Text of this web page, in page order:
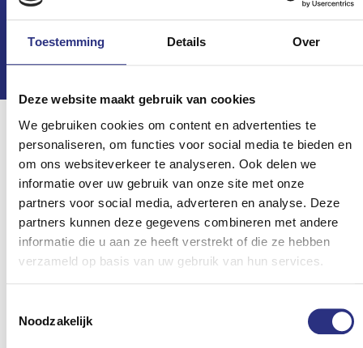
Toestemming Details Over
Deze website maakt gebruik van cookies
We gebruiken cookies om content en advertenties te
personaliseren, om functies voor social media te bieden en
om ons websiteverkeer te analyseren. Ook delen we
informatie over uw gebruik van onze site met onze
partners voor social media, adverteren en analyse. Deze
partners kunnen deze gegevens combineren met andere
informatie die u aan ze heeft verstrekt of die ze hebben
verzameld op basis van uw gebruik van hun services.
Noodzakelijk
kromming en diameter van je hoornvlies in kaart te
vervolgens de ideale lens die voldoet aan jouw eisen
en verwachtingen.
Onze specialiteiten